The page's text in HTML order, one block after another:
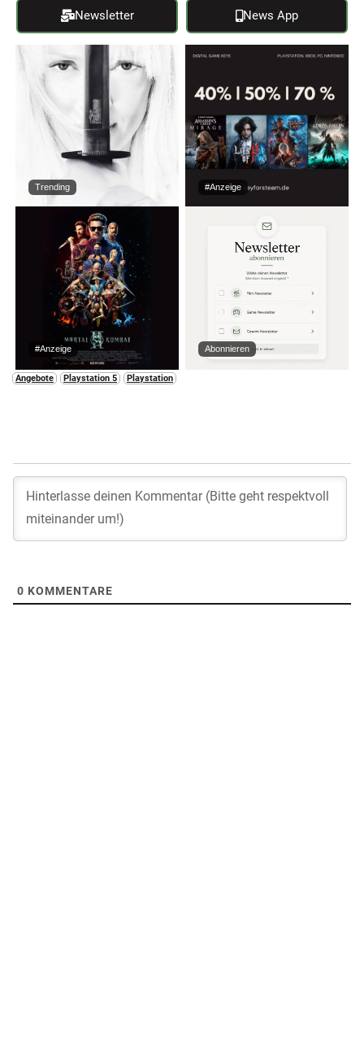
Newsletter News App
Trending #Anzeige
#Anzeige Abonnieren
Angebote Playstation 5 Playstation
0 KOMMENTARE